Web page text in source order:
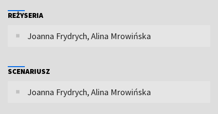
REŻYSERIA
Joanna Frydrych, Alina Mrowińska
SCENARIUSZ
Joanna Frydrych, Alina Mrowińska